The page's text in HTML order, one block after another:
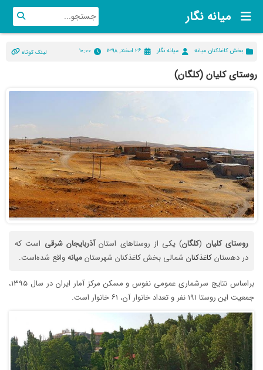
میانه نگار
بخش کاغذکنان میانه میانه نگار ۲۶ اسفند, ۱۳۹۸ ۱۰:۰۰ لینک کوتاه
روستای کلیان (کلگان)
روستای کلیان (کلگان) یکی از روستاهای استانآذربایجان شرقی است که
در دهستانکاغذکنان شمالی بخش کاغذکنان شهرستانمیانهواقع شده‌است.
براساس نتایج سرشماری عمومی نفوس و مسکن مرکز آمار ایران در سال ۱۳۹۵،
جمعیت این روستا ۱۹۱ نفر و تعداد خانوار آن، ۶۱ خانوار است.